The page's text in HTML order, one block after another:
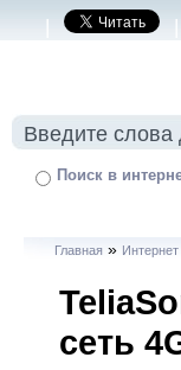
| |
Поиск в
Главная » Интернет
сеть